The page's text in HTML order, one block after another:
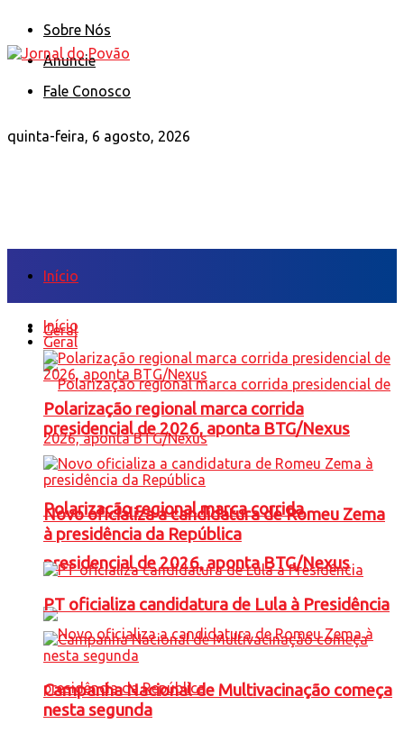
Sobre Nós
Anuncie
Fale Conosco
quinta-feira, 6 agosto, 2026
Início
Geral
Polarização regional marca corrida
presidencial de 2026, aponta BTG/Nexus
Início
Geral
Polarização regional marca corrida
presidencial de 2026, aponta BTG/Nexus
Novo oficializa a candidatura de Romeu Zema
à presidência da República
PT oficializa candidatura de Lula à Presidência
Campanha Nacional de Multivacinação começa
nesta segunda